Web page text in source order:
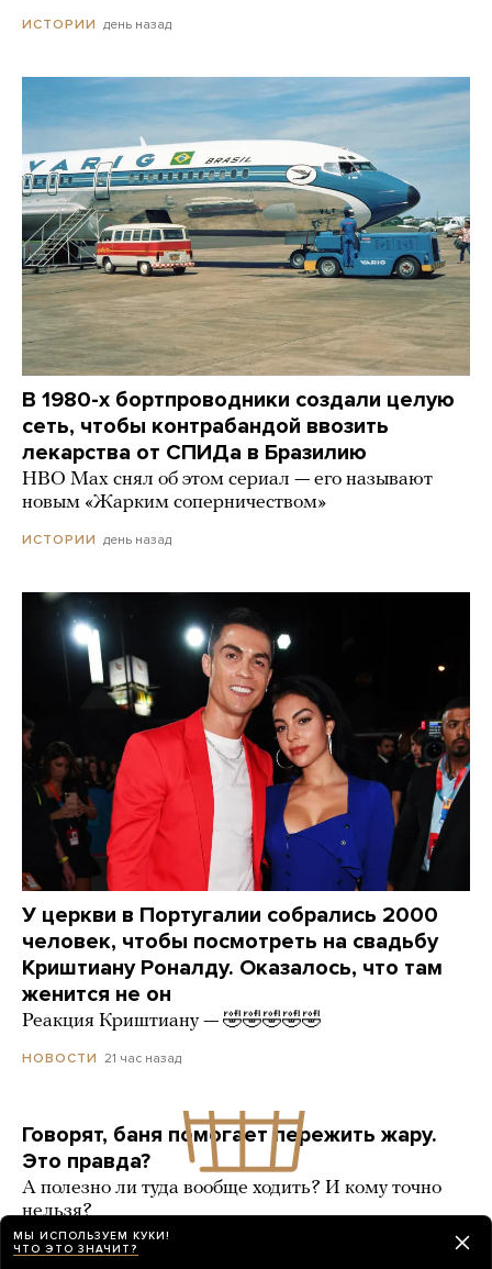
ИСТОРИИ день назад
В 1980-х бортпроводники создали целую
сеть, чтобы контрабандой ввозить
лекарства от СПИДа в Бразилию
HBO Max снял об этом сериал — его называют
новым «Жарким соперничеством»
ИСТОРИИ день назад
У церкви в Португалии собрались 2000
человек, чтобы посмотреть на свадьбу
Криштиану Роналду. Оказалось, что там
женится не он
Реакция Криштиану — 🤣🤣🤣🤣🤣
НОВОСТИ 21 час назад
Говорят, баня помогает пережить жару.
Это правда?
А полезно ли туда вообще ходить? И кому точно
нельзя?
РАЗБОР 9 карточек
МЫ ИСПОЛЬЗУЕМ КУКИ!
ЧТО ЭТО ЗНАЧИТ?